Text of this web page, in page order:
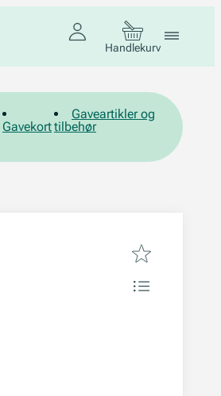
Handlekurv
Gavekort
Gaveartikler og
tilbehør